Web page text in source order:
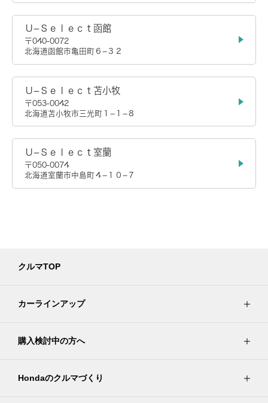
Ｕ−Ｓｅｌｅｃｔ函館
〒040-0072
北海道函館市亀田町６−３２
Ｕ−Ｓｅｌｅｃｔ苫小牧
〒053-0042
北海道苫小牧市三光町１−１−８
Ｕ−Ｓｅｌｅｃｔ室蘭
〒050-0074
北海道室蘭市中島町４−１０−７
クルマTOP
カーラインアップ
購入検討中の方へ
Hondaのクルマづくり